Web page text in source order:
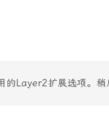
Layer2扩展选项。稍